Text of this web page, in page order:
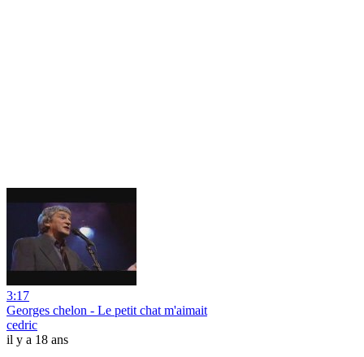
3:17
Georges chelon - Le petit chat m'aimait
cedric
il y a 18 ans